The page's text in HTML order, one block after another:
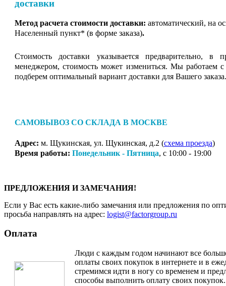
доставки
Метод расчета стоимости доставки: автоматический, на
Населенный пункт* (в форме заказа).
Стоимость доставки указывается предварительно, в
менеджером, стоимость может измениться. Мы работаем
подберем оптимальный вариант доставки для Вашего заказа.
САМОВЫВОЗ СО СКЛАДА В МОСКВЕ
Адрес: м. Щукинская, ул. Щукинская, д.2 (схема проезда)
Время работы: Понедельник - Пятница, с 10:00 - 19:00
ПРЕДЛОЖЕНИЯ И ЗАМЕЧАНИЯ!
Если у Вас есть какие-либо замечания или предложения по
просьба направлять на адрес: logist@factorgroup.ru
Оплата
Люди с каждым годом начинают все
оплаты своих покупок в интернете и в
стремимся идти в ногу со временем и
способы выполнить оплату своих покупок.